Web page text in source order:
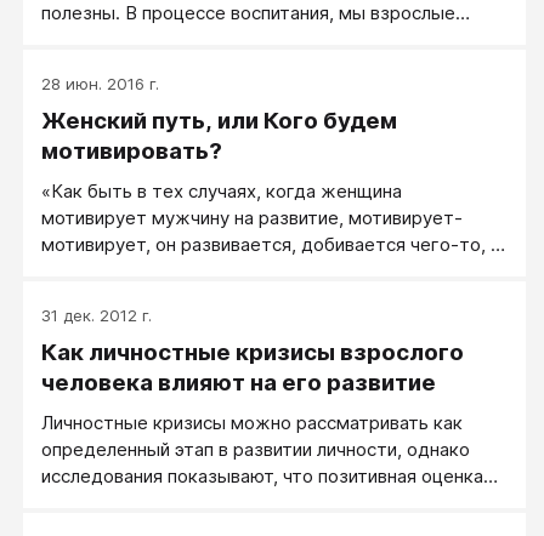
полезны. В процессе воспитания, мы взрослые
обычно передаются по наследству, но они не всегда
эффективны. Меняются времена, меняемся и мы
вместе с ними.
28 июн. 2016 г.
Женский путь, или Кого будем
мотивировать?
«Как быть в тех случаях, когда женщина
мотивирует мужчину на развитие, мотивирует-
мотивирует, он развивается, добивается чего-то, а
льстите себе, что ваш мужчина развился, достиг
чего-то, благодаря вам. Это неправда. Потому что
правда следующая — вы или не мешали ему, что
своем темпе и согласно своим амбициям, не взирая
на ваш зудеж, нытье и упреки, что это надо делать
быстрее и эффективнее.
31 дек. 2012 г.
Как личностные кризисы взрослого
человека влияют на его развитие
Личностные кризисы можно рассматривать как
определенный этап в развитии личности, однако
исследования показывают, что позитивная оценка